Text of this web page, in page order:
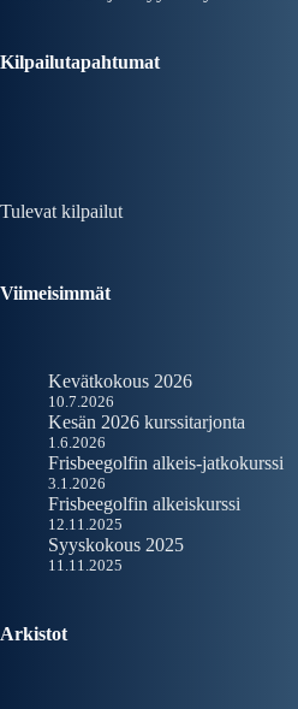
Kilpailutapahtumat
Tulevat kilpailut
Viimeisimmät
Kevätkokous 2026
10.7.2026
Kesän 2026 kurssitarjonta
1.6.2026
Frisbeegolfin alkeis-jatkokurssi
3.1.2026
Frisbeegolfin alkeiskurssi
12.11.2025
Syyskokous 2025
11.11.2025
Arkistot